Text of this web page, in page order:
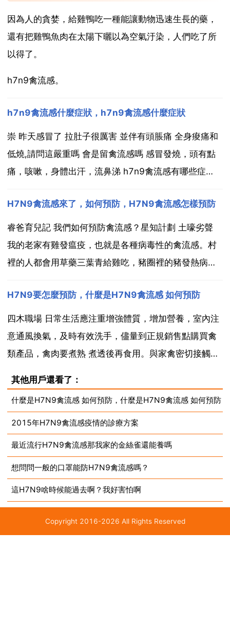
因為人的貪婪，給雞鴨吃一種能讓動物迅速生長的藥，
還有把雞鴨魚肉在太陽下曬以為空氣汙染，人們吃了所
以得了。
h7n9禽流感。
h7n9禽流感什麼症狀，h7n9禽流感什麼症狀
崇 昨天感冒了 拉肚子很厲害 並伴有頭脹痛 全身痠痛和
低燒,請問這嚴重嗎 會是留禽流感嗎 感冒發燒，頭有點
痛，咳嗽，身體出汗，流鼻涕 h7n9禽流感有哪些症
天不等。禽流感的臨床症狀也表現千差萬別，從無症狀
感染到呼吸道疾病和產蛋下降，再到死亡率達1...
H7N9禽流感來了，如何預防，H7N9禽流感怎樣預防
睿爸育兒記 我們如何預防禽流感？星知計劃 土嚎劣聲
我的老家有雞發瘟疫，也就是各種病毒性的禽流感。村
裡的人都會用草藥三葉青給雞吃，豬圈裡的豬發熱病也
草藥了，偶爾挖到一點，都寶貝似的留著給小孩發燒咳
嗽用。三葉青藥書上記載是用來抗病毒 發熱 咳嗽 肺炎
腸...
H7N9要怎麼預防，什麼是H7N9禽流感 如何預防
四木職場 日常生活應注重增強體質，增加營養，室內注
意通風換氣，及時有效洗手，儘量到正規銷售點購買禽
類產品，禽肉要煮熟 煮透後再食用。與家禽密切接觸的
隨時關注疫情動向，一旦出現流行強度明顯增加，要及
時調整防護措施。出現呼吸道感染症狀時，應及時到醫
院就診。...
其他用戶還看了：
什麼是H7N9禽流感 如何預防，什麼是H7N9禽流感 如何預防
2015年H7N9禽流感疫情的診療方案
最近流行H7N9禽流感那我家的金絲雀還能養嗎
想問問一般的口罩能防H7N9禽流感嗎？
這H7N9啥時候能過去啊？我好害怕啊
Copyright 2016-2026 All Rights Reserved